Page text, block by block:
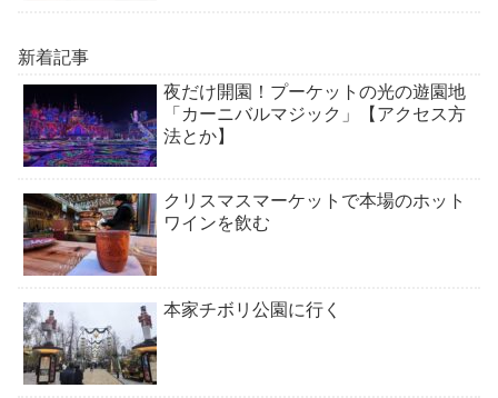
新着記事
夜だけ開園！プーケットの光の遊園地
「カーニバルマジック」【アクセス方
法とか】
クリスマスマーケットで本場のホット
ワインを飲む
本家チボリ公園に行く